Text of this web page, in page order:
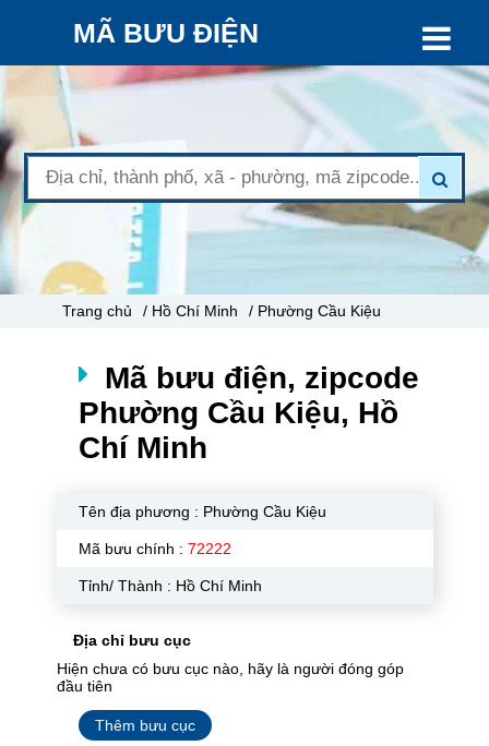
MÃ BƯU ĐIỆN
Trang chủ / Hồ Chí Minh / Phường Cầu Kiệu
Mã bưu điện, zipcode
Phường Cầu Kiệu, Hồ
Chí Minh
Tên địa phương : Phường Cầu Kiệu
Mã bưu chính : 72222
Tỉnh/ Thành : Hồ Chí Minh
Địa chỉ bưu cục
Hiện chưa có bưu cục nào, hãy là người đóng góp
đầu tiên
Thêm bưu cục